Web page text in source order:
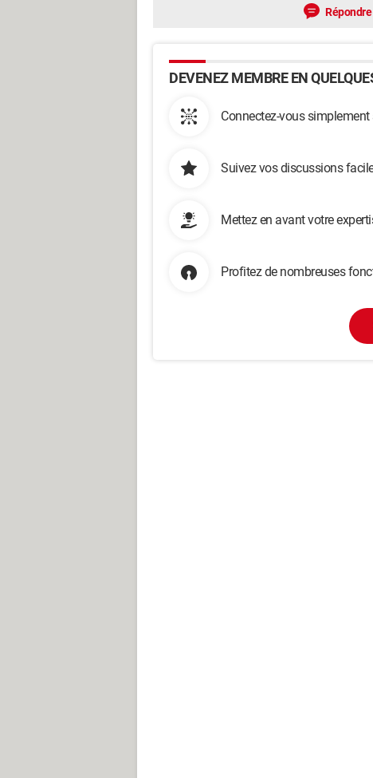
Répondre
DEVENEZ MEMBRE EN
Connectez-vous
Suivez vos discussions
Mettez en avant votre
Profitez de nombreuses